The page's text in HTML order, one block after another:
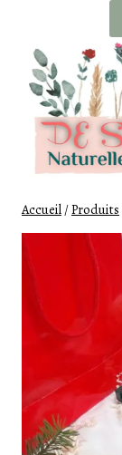
content
Accueil /Produits